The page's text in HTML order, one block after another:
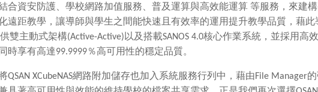
合資安防護、學校網路加值服務、普及運算與高效能運算 等服務，來建
遠距教學，讓導師與學生之間能快速且有效率的運用提升教學品質，藉此
雙主動式架構(Active-Active)以及搭載SANOS 4.0核心作業系統，並採用高
時享有高達99.9999％高可用性的穩定品質。
XCubeNAS網路附加儲存也加入系統服務行列中，藉由File Manager